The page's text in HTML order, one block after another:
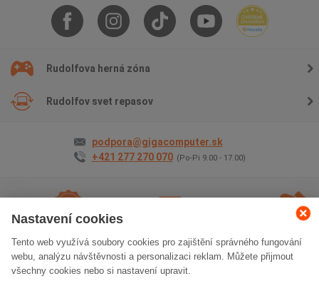
Nastavení cookies
Tento web využívá soubory cookies pro zajištění správného fungování
webu, analýzu návštěvnosti a personalizaci reklam. Můžete přijmout
všechny cookies nebo si nastavení upravit.
Rudolfova herná zóna
Rudolfov svet repasov
podpora@gigacomputer.sk
+421 277 270 070 (Po-Pi 9.00 - 17.00)
2 roky záruky na
všetko
Doprava zadarmo
Osobný
odber